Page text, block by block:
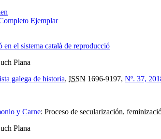
Ejemplar
en el sistema català de reproducció
Plana
galega de historia, ISSN 1696-9197, Nº. 37,
y Carne: Proceso de secularización,
Plana